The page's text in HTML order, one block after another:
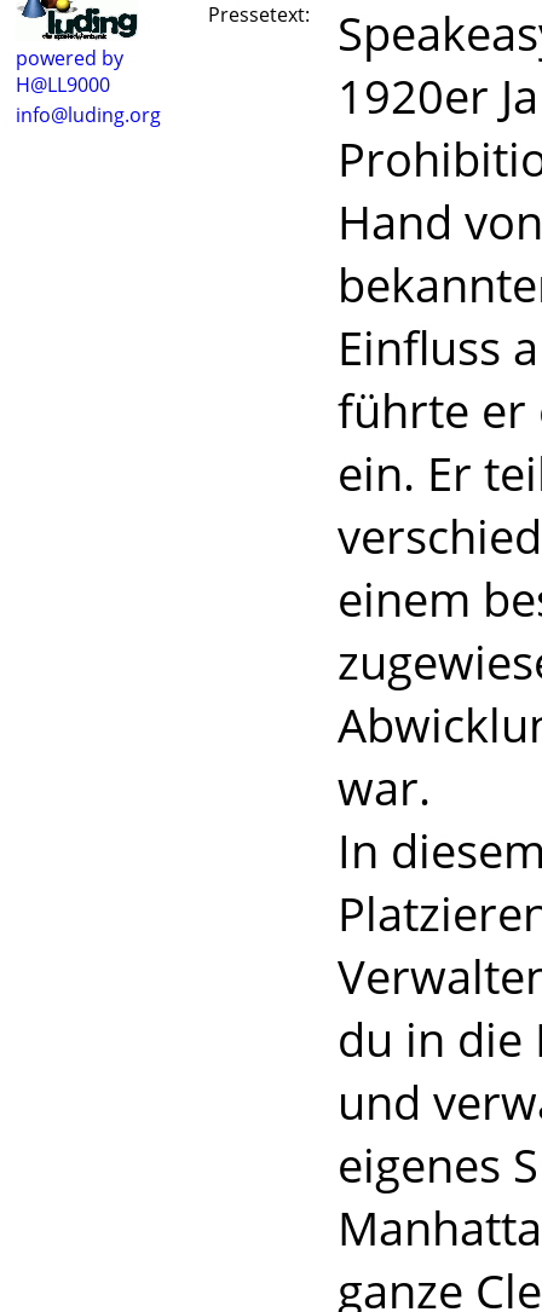
powered by
H@LL9000
info@luding.org
Pressetext:
1920er
Hand
Einfluss
führte er
ein. Er
einem
war.
In
du in die
und
eigenes
ganze